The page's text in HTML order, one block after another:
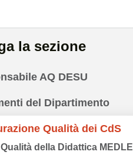
la sezione
AQ DESU
del Dipartimento
Qualità dei CdS
Qualità della Didattica MEDLE